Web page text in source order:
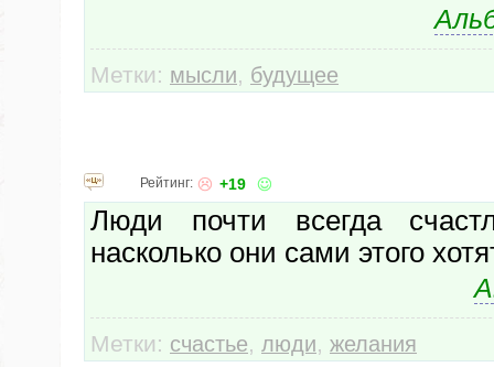
Метки: мысли, будущее
Рейтинг: +19
Люди почти всегда
насколько они сами этого
Метки: счастье, люди, желания